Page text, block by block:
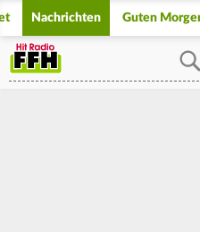
Nachrichten Guten